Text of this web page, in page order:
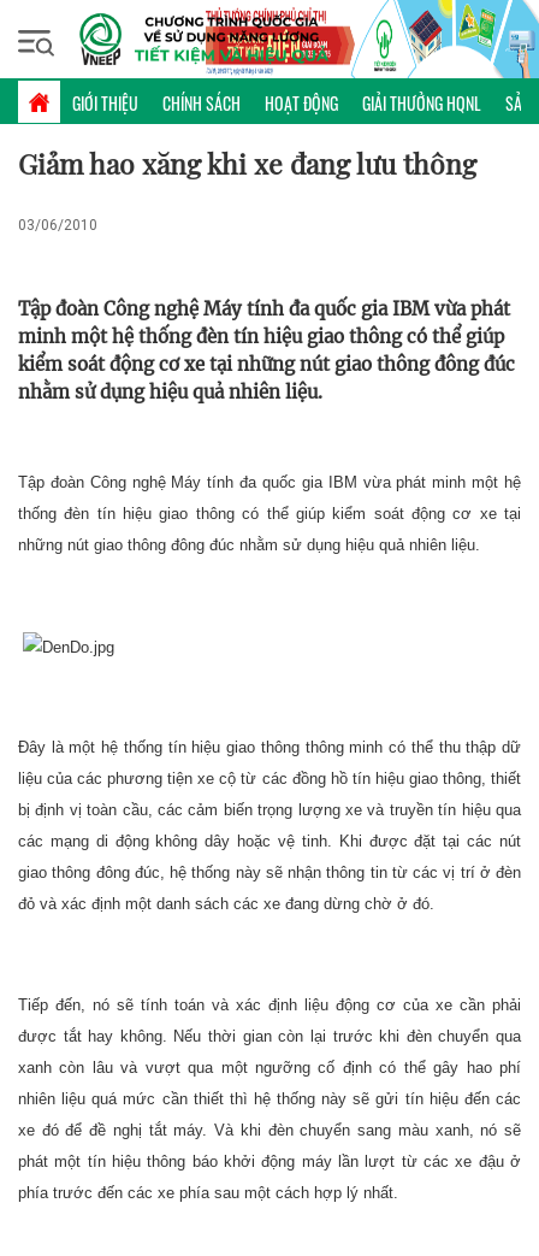
GIỚI THIỆU CHÍNH SÁCH HOẠT ĐỘNG GIẢI THƯỞNG HQNL SẢN
Chủ nhật, 09/08/2026 | 16:05 GMT+7
PHỔ BIẾN KIẾN THỨC
Giảm hao xăng khi xe đang lưu thông
03/06/2010
Tập đoàn Công nghệ Máy tính đa quốc gia IBM vừa phát
minh một hệ thống đèn tín hiệu giao thông có thể giúp
kiểm soát động cơ xe tại những nút giao thông đông đúc
nhằm sử dụng hiệu quả nhiên liệu.
Tập đoàn Công nghệ Máy tính đa quốc gia IBM vừa phát minh một hệ
thống đèn tín hiệu giao thông có thể giúp kiểm soát động cơ xe tại
những nút giao thông đông đúc nhằm sử dụng hiệu quả nhiên liệu.
Đây là một hệ thống tín hiệu giao thông thông minh có thể thu thập dữ
liệu của các phương tiện xe cộ từ các đồng hồ tín hiệu giao thông, thiết
bị định vị toàn cầu, các cảm biến trọng lượng xe và truyền tín hiệu qua
các mạng di động không dây hoặc vệ tinh. Khi được đặt tại các nút
giao thông đông đúc, hệ thống này sẽ nhận thông tin từ các vị trí ở đèn
đỏ và xác định một danh sách các xe đang dừng chờ ở đó.
Tiếp đến, nó sẽ tính toán và xác định liệu động cơ của xe cần phải
được tắt hay không. Nếu thời gian còn lại trước khi đèn chuyển qua
xanh còn lâu và vượt qua một ngưỡng cố định có thể gây hao phí
nhiên liệu quá mức cần thiết thì hệ thống này sẽ gửi tín hiệu đến các
xe đó để đề nghị tắt máy. Và khi đèn chuyển sang màu xanh, nó sẽ
phát một tín hiệu thông báo khởi động máy lần lượt từ các xe đậu ở
phía trước đến các xe phía sau một cách hợp lý nhất.